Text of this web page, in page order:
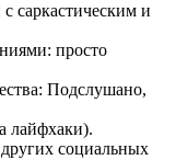
саркастическим и
просто
Подслушано,
лайфхаки).
социальных